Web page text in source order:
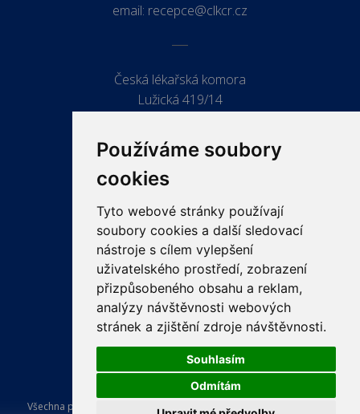
Používáme soubory
cookies
Tyto webové stránky používají
soubory cookies a další sledovací
nástroje s cílem vylepšení
uživatelského prostředí, zobrazení
přizpůsobeného obsahu a reklam,
analýzy návštěvnosti webových
stránek a zjištění zdroje návštěvnosti.
Souhlasím
Odmítám
email: recepce@clkcr.cz
Česká lékařská komora
Lužická 419/14
ODKAZY
PRO LÉKAŘE
PRO VEŘEJNOST
VZDĚLÁVÁNÍ
Všechna práva vyhrazena Česká lékařská komora. Tvorba a provoz